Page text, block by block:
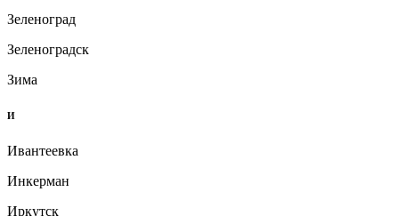
Зеленоград
Зеленоградск
Зима
И
Ивантеевка
Инкерман
Иркутск